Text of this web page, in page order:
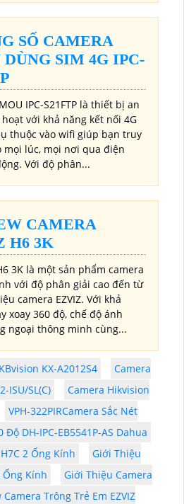
SỐ CAMERA
SIM 4G IPC-
IPC-S21FTP là thiết bị an
với khả năng kết nối 4G
thuộc vào wifi giúp bạn truy
mọi lúc, mọi nơi qua điện
Với độ phân...
CAMERA
H6 3K
3K là một sản phẩm camera
với độ phân giải cao đến từ
camera EZVIZ. Với khả
xoay 360 độ, chế độ ánh
ngoại thông minh cùng...
KX-A2012S4
Camera
ISU/SL(C)
Camera Hikvision
VPH-322PIRCamera Sắc Nét
Độ DH-IPC-EB5541P-AS Dahua
2 Ống Kính
Giới Thiệu
Ống Kính
Giới Thiệu Camera
Camera Trông Trẻ Em EZVIZ